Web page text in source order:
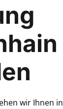
wir Ihnen in